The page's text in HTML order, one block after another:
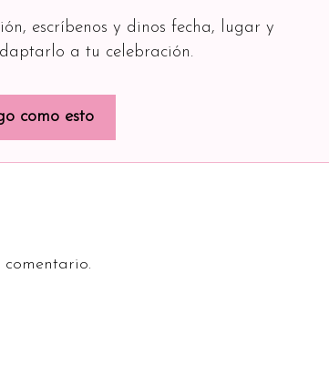
escríbenos y dinos fecha, lugar y
a tu celebración.
como esto